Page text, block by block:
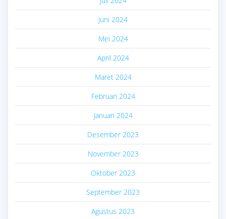
Juni 2024
Mei 2024
April 2024
Maret 2024
Februari 2024
Januari 2024
Desember 2023
November 2023
Oktober 2023
September 2023
Agustus 2023